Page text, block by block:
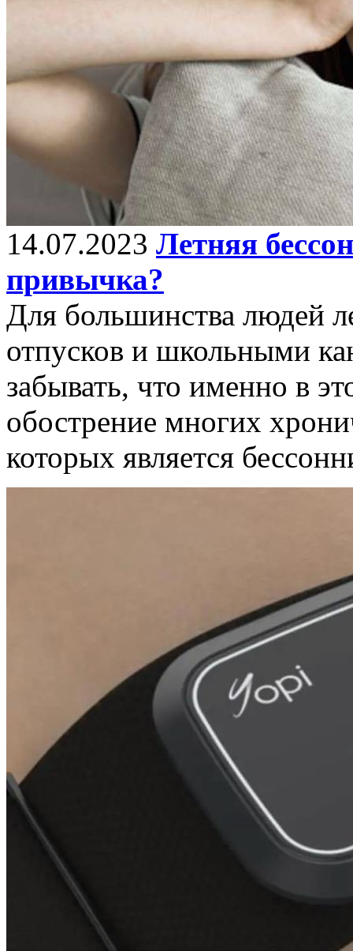
14.07.2023 Летняя
привычка?
Для большинства людей
отпусков и школьными
забывать, что именно в
обострение многих
которых является